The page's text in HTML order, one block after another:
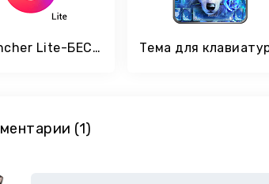
U Launcher Lite-БЕСПЛАТНЫЕ темы, скрыть приложения
(1)